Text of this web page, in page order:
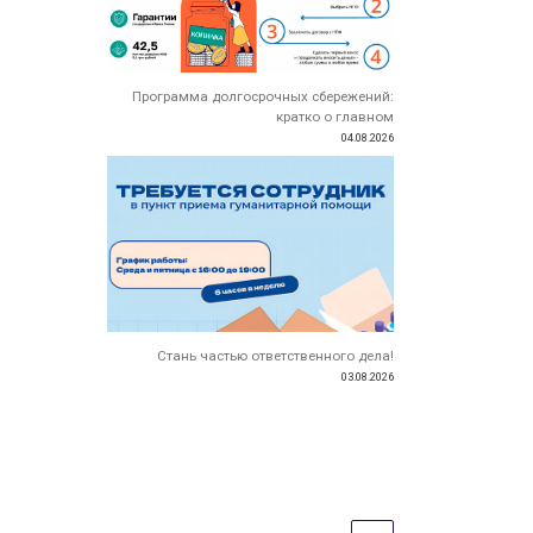
Программа долгосрочных сбережений:
кратко о главном
04.08.2026
Стань частью ответственного дела!
03.08.2026